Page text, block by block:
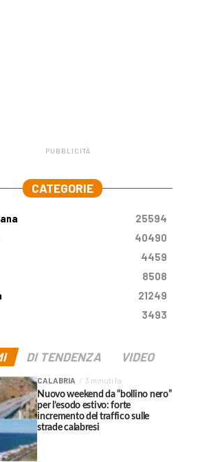
PUBBLICITÀ
CATEGORIE
25594
40490
4459
8508
21249
3493
DI TENDENZA VIDEO
CALABRIA 3 minuti fa
Nuovo weekend da “bollino nero”
per l’esodo estivo: forte
incremento del traffico sulle
strade calabresi